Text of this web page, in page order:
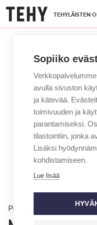
Hyppää
pääsisältöön
TEHYLÄISTEN
Puheenjohtajalta
Sopiiko
avulla sivuston
ja kätevää.
toimivuuden ja
parantamiseksi.
tilastointiin, jonka
Lisäksi
kohdistamiseen.
Lue lisää